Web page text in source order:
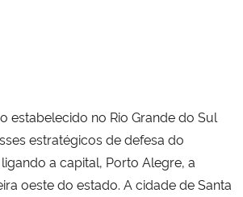
estabelecido no Rio Grande do Sul
estratégicos de defesa do
a capital, Porto Alegre, a
oeste do estado. A cidade de Santa